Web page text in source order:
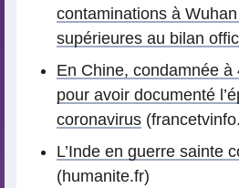
contaminations à
supérieures au bilan
En Chine, condamnée à
pour avoir documenté
coronavirus
L’Inde en guerre sainte
(humanite.fr)